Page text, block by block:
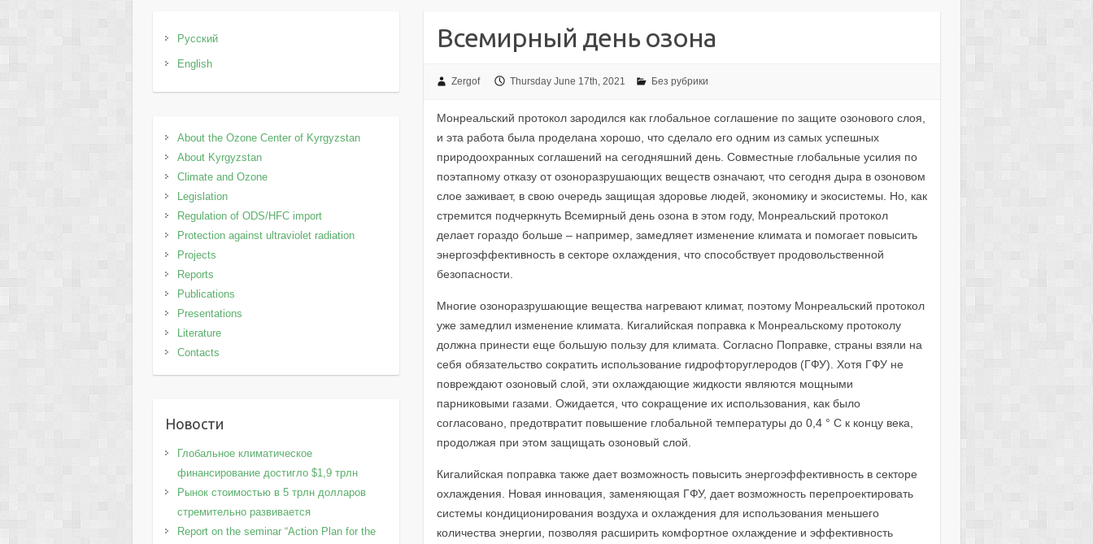
Всемирный день озона
Zergof Thursday June 17th, 2021 Без рубрики
Монреальский протокол зародился как глобальное соглашение по защите озонового слоя,
и эта работа была проделана хорошо, что сделало его одним из самых успешных
природоохранных соглашений на сегодняшний день. Совместные глобальные усилия по
поэтапному отказу от озоноразрушающих веществ означают, что сегодня дыра в озоновом
слое заживает, в свою очередь защищая здоровье людей, экономику и экосистемы. Но, как
стремится подчеркнуть Всемирный день озона в этом году, Монреальский протокол
делает гораздо больше – например, замедляет изменение климата и помогает повысить
энергоэффективность в секторе охлаждения, что способствует продовольственной
безопасности.
Многие озоноразрушающие вещества нагревают климат, поэтому Монреальский протокол
уже замедлил изменение климата. Кигалийская поправка к Монреальскому протоколу
должна принести еще большую пользу для климата. Согласно Поправке, страны взяли на
себя обязательство сократить использование гидрофторуглеродов (ГФУ). Хотя ГФУ не
повреждают озоновый слой, эти охлаждающие жидкости являются мощными
парниковыми газами. Ожидается, что сокращение их использования, как было
согласовано, предотвратит повышение глобальной температуры до 0,4 ° C к концу века,
продолжая при этом защищать озоновый слой.
Кигалийская поправка также дает возможность повысить энергоэффективность в секторе
охлаждения. Новая инновация, заменяющая ГФУ, дает возможность перепроектировать
системы кондиционирования воздуха и охлаждения для использования меньшего
количества энергии, позволяя расширить комфортное охлаждение и эффективность
Русский
English
Аbout the Ozone Center of Kyrgyzstan
About Kyrgyzstan
Climate and Ozone
Legislation
Regulation of ODS/HFC import
Protection against ultraviolet radiation
Projects
Reports
Publications
Presentations
Literature
Contacts
Новости
Глобальное климатическое
финансирование достигло $1,9 трлн
Рынок стоимостью в 5 трлн долларов
стремительно развивается
Report on the seminar “Action Plan for the